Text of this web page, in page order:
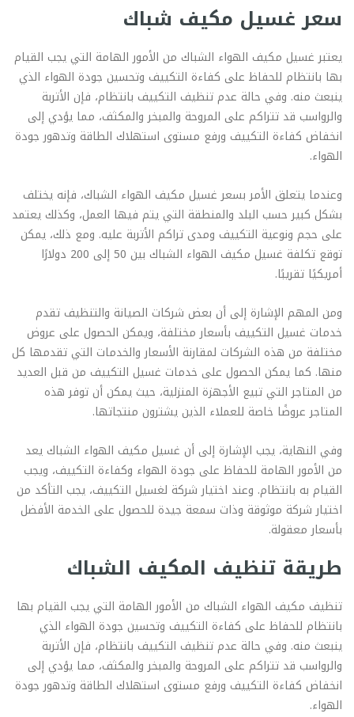
سعر غسيل مكيف شباك
يعتبر غسيل مكيف الهواء الشباك من الأمور الهامة التي يجب القيام
بها بانتظام للحفاظ على كفاءة التكييف وتحسين جودة الهواء الذي
ينبعث منه. وفي حالة عدم تنظيف التكييف بانتظام، فإن الأتربة
والرواسب قد تتراكم على المروحة والمبخر والمكثف، مما يؤدي إلى
انخفاض كفاءة التكييف ورفع مستوى استهلاك الطاقة وتدهور جودة
الهواء.
وعندما يتعلق الأمر بسعر غسيل مكيف الهواء الشباك، فإنه يختلف
بشكل كبير حسب البلد والمنطقة التي يتم فيها العمل، وكذلك يعتمد
على حجم ونوعية التكييف ومدى تراكم الأتربة عليه. ومع ذلك، يمكن
توقع تكلفة غسيل مكيف الهواء الشباك بين 50 إلى 200 دولارًا
أمريكيًا تقريبًا.
ومن المهم الإشارة إلى أن بعض شركات الصيانة والتنظيف تقدم
خدمات غسيل التكييف بأسعار مختلفة، ويمكن الحصول على عروض
مختلفة من هذه الشركات لمقارنة الأسعار والخدمات التي تقدمها كل
منها. كما يمكن الحصول على خدمات غسيل التكييف من قبل العديد
من المتاجر التي تبيع الأجهزة المنزلية، حيث يمكن أن توفر هذه
المتاجر عروضًا خاصة للعملاء الذين يشترون منتجاتها.
وفي النهاية، يجب الإشارة إلى أن غسيل مكيف الهواء الشباك يعد
من الأمور الهامة للحفاظ على جودة الهواء وكفاءة التكييف، ويجب
القيام به بانتظام. وعند اختيار شركة لغسيل التكييف، يجب التأكد من
اختيار شركة موثوقة وذات سمعة جيدة للحصول على الخدمة الأفضل
بأسعار معقولة.
طريقة تنظيف المكيف الشباك
تنظيف مكيف الهواء الشباك من الأمور الهامة التي يجب القيام بها
بانتظام للحفاظ على كفاءة التكييف وتحسين جودة الهواء الذي
ينبعث منه. وفي حالة عدم تنظيف التكييف بانتظام، فإن الأتربة
والرواسب قد تتراكم على المروحة والمبخر والمكثف، مما يؤدي إلى
انخفاض كفاءة التكييف ورفع مستوى استهلاك الطاقة وتدهور جودة
الهواء.